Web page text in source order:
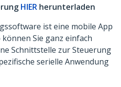
HIERherunterladen
ist eine mobile App
Sie ganz einfach
Schnittstelle zur Steuerung
serielle Anwendung